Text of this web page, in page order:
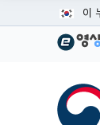
이
공
이
운
KTV